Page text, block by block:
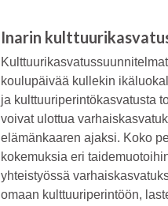
Inarin
koulupäivää kullekin
ja kulttuuriperintökasvatusta
voivat ulottua
elämänkaaren ajaksi. Koko
kokemuksia eri
yhteistyössä
omaan kulttuuriperintöön,